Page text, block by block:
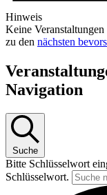
Hinweis
Keine
zu den nächsten
Navigation
Suche
Bitte Schlüsselwort
Schlüsselwort.